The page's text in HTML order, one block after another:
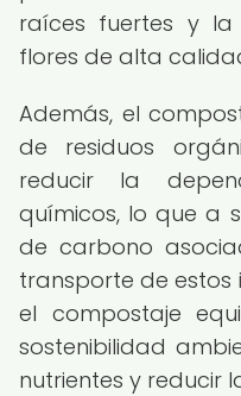
raíces fuertes y
flores de alta
Además, el
de residuos
reducir la
químicos, lo que a
de carbono
transporte de estos
el compostaje
sostenibilidad
nutrientes y reducir